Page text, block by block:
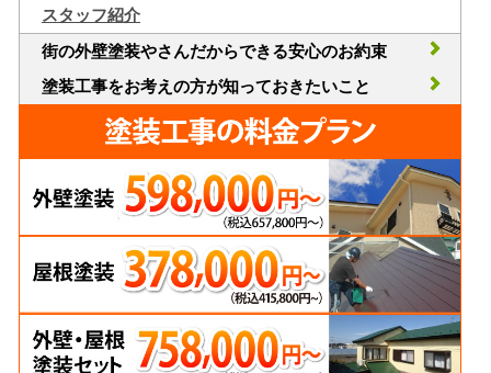
スタッフ紹介
街の外壁塗装やさんだからできる安心のお約束
塗装工事をお考えの方が知っておきたいこと